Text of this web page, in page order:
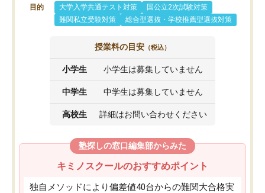
目的 大学入学共通テスト対策
国公立2次試験対策
難関私立受験対策
総合型選抜・学校推薦型選抜対策
授業料の目安 （税込）
小学生 小学生は募集していません
中学生 中学生は募集していません
高校生 詳細はお問い合わせください
塾探しの窓口編集部からみた
キミノスクールのおすすめポイント
独自メソッドにより偏差値40台からの難関大合格実